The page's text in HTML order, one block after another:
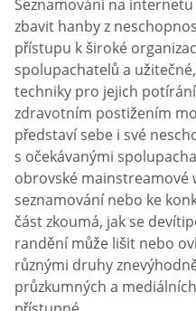
Seznamování na
zbavit hanby z
přístupu k široké
spolupachatelů a
techniky pro jejich
zdravotním postižením
představí sebe i své
s očekávanými
obrovské mainstreamové
seznamování nebo ke
část zkoumá, jak se
randění může lišit nebo
různými druhy
průzkumných a